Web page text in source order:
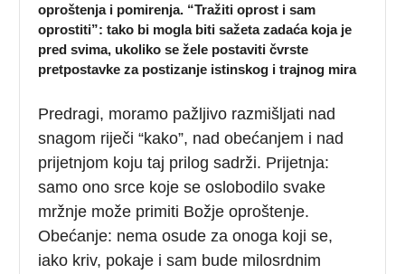
oproštenja i pomirenja. “Tražiti oprost i sam
oprostiti”: tako bi mogla biti sažeta zadaća koja je
pred svima, ukoliko se žele postaviti čvrste
pretpostavke za postizanje istinskog i trajnog mira
Predragi, moramo pažljivo razmišljati nad
snagom riječi “kako”, nad obećanjem i nad
prijetnjom koju taj prilog sadrži. Prijetnja:
samo ono srce koje se oslobodilo svake
mržnje može primiti Božje oproštenje.
Obećanje: nema osude za onoga koji se,
iako kriv, pokaje i sam bude milosrdnim